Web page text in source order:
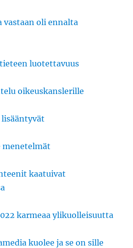
vastaan oli ennalta
luotettavuus
oikeuskanslerille
lisääntyvät
menetelmät
kaatuivat
karmeaa ylikuolleisuutta
kuolee ja se on sille